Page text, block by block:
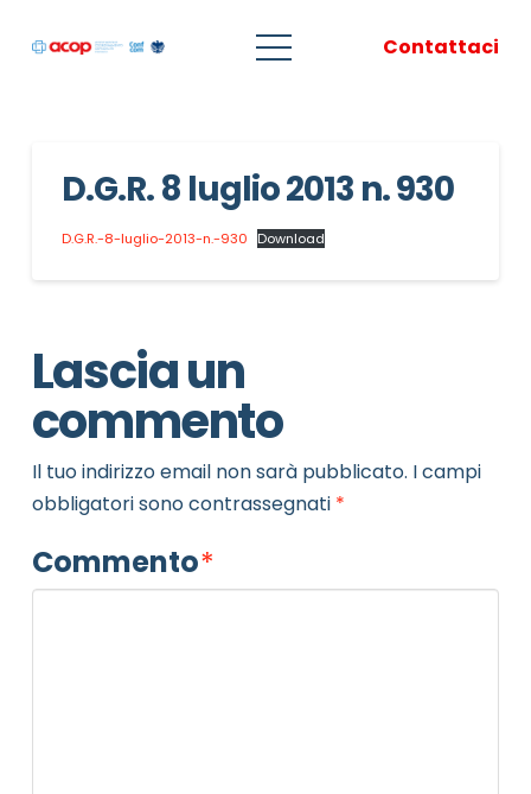
Contattaci
D.G.R. 8 luglio 2013 n. 930
D.G.R.-8-luglio-2013-n.-930 Download
Lascia un
commento
Il tuo indirizzo email non sarà pubblicato. I campi
obbligatori sono contrassegnati *
Commento*